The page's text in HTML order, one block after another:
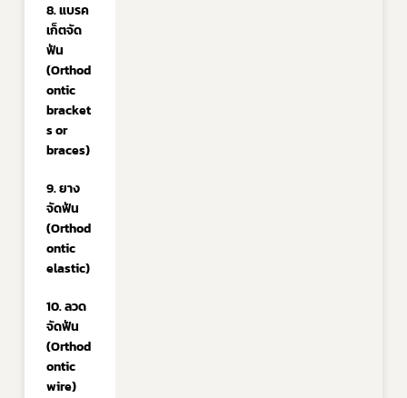
8. แบรค
เก็ตจัด
ฟัน
(Orthod
ontic
bracket
s or
braces)
9. ยาง
จัดฟัน
(Orthod
ontic
elastic)
10. ลวด
จัดฟัน
(Orthod
ontic
wire)